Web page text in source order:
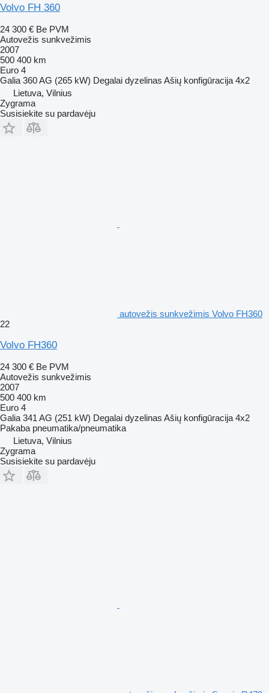
Volvo FH 360
24 300 € Be PVM
Autovežis sunkvežimis
2007
500 400 km
Euro 4
Galia 360 AG (265 kW) Degalai dyzelinas Ašių konfigūracija 4x2
Lietuva, Vilnius
Zygrama
Susisiekite su pardavėju
autovežis sunkvežimis Volvo FH360
22
Volvo FH360
24 300 € Be PVM
Autovežis sunkvežimis
2007
500 400 km
Euro 4
Galia 341 AG (251 kW) Degalai dyzelinas Ašių konfigūracija 4x2
Pakaba pneumatika/pneumatika
Lietuva, Vilnius
Zygrama
Susisiekite su pardavėju